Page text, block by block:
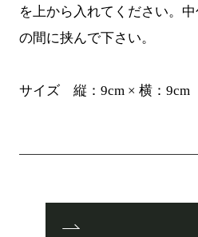
を上から入れてください。
の間に挟んで下さい。
サイズ 縦：9cm × 横：9cm